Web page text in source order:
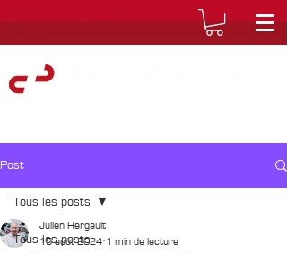
Post
Tous les posts
Tous les posts
Julien Hergault
15 août 2024 1 min de lecture